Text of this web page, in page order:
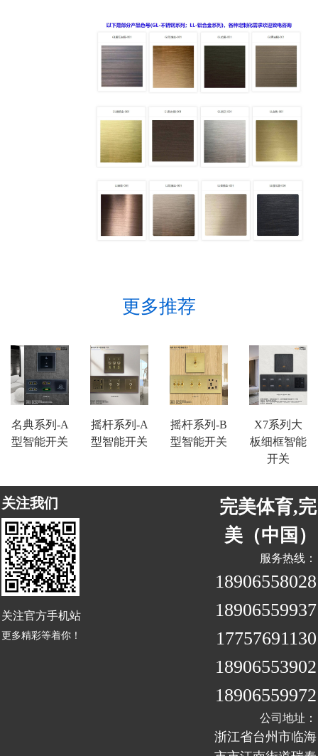
更多推荐
名典系列-A
型智能开关
摇杆系列-A
型智能开关
摇杆系列-B
型智能开关
X7系列大
板细框智能
开关
关注我们
关注官方手机站
更多精彩等着你！
完美体育,完
美（中国）
服务热线：
18906558028
18906559937
17757691130
18906553902
18906559972
公司地址：
浙江省台州市临海